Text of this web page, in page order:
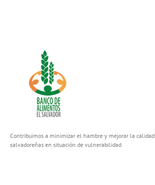
Contribuimos a minimizar el hambre y mejorar la
salvadoreñas en situación de vulnerabilidad